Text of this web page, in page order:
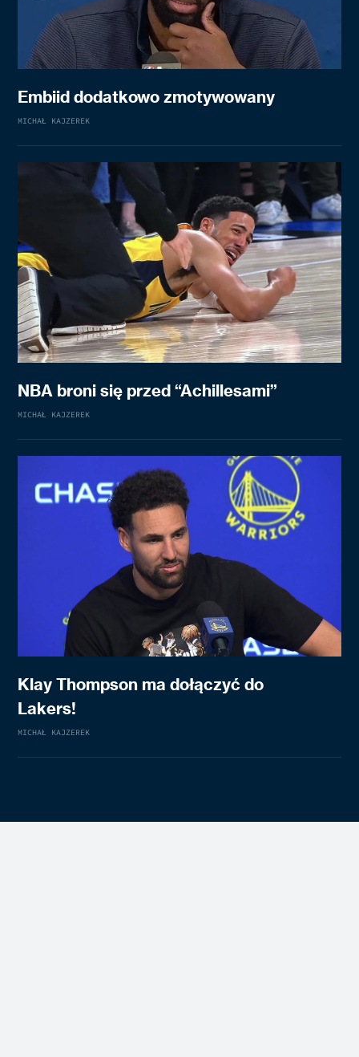
Embiid dodatkowo zmotywowany
MICHAŁ KAJZEREK
NBA broni się przed “Achillesami”
MICHAŁ KAJZEREK
Klay Thompson ma dołączyć do
Lakers!
MICHAŁ KAJZEREK